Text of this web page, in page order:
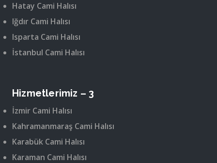
Hatay Cami Halısı
Iğdır Cami Halısı
Isparta Cami Halısı
İstanbul Cami Halısı
Hizmetlerimiz – 3
İzmir Cami Halısı
Kahramanmaraş Cami Halısı
Karabük Cami Halısı
Karaman Cami Halısı